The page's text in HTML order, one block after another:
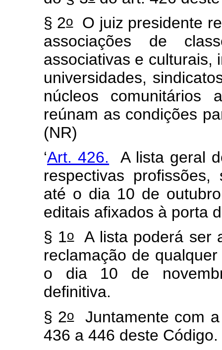
§ 2oO juiz presidente
associações de
associativas e culturais,
universidades,
núcleos comunitários
reúnam as condições
(NR)
‘Art. 426. A lista geral
respectivas
até o dia 10 de
editais afixados à porta
§ 1oA lista poderá ser
reclamação de
o dia 10 de
definitiva.
§ 2oJuntamente com a
436 a 446 deste Código.